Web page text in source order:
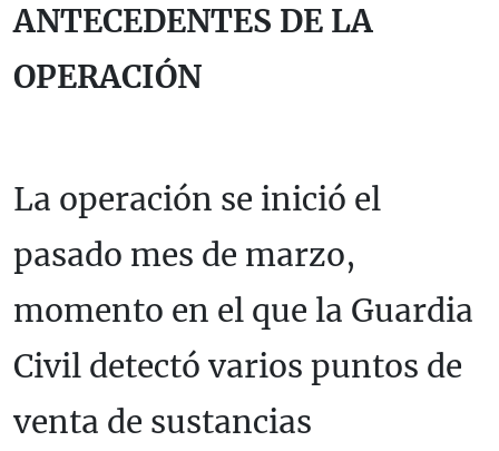
ANTECEDENTES DE LA
OPERACIÓN
La operación se inició el
pasado mes de marzo,
momento en el que la Guardia
Civil detectó varios puntos de
venta de sustancias